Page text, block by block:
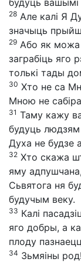
будуць вашымі
28 Але калі Я
значыць
29 Або як можа
заграбіць яго
толькі тады
30 Хто не са
Мною не
31 Таму кажу
будуць
Духа не будзе
32 Хто скажа
яму
Сьвятога ня
будучым веку.
33 Калі
яго добры, а
плоду
34 Зьмяіны